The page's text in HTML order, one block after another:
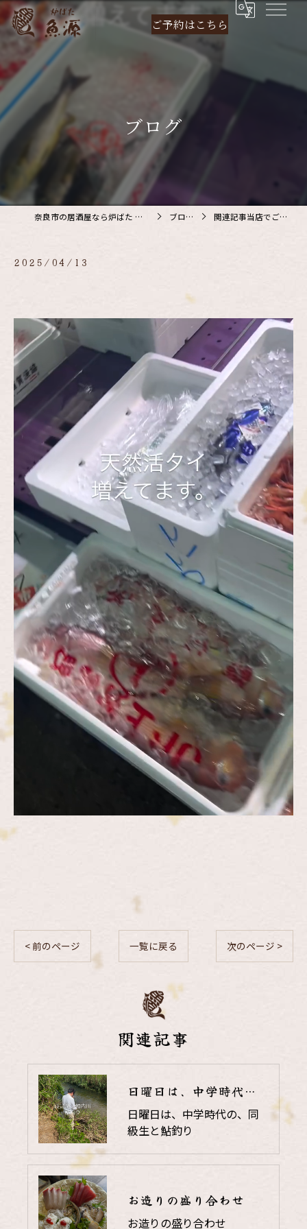
ご予約はこちら
ブログ
奈良市の居酒屋なら炉ばた 魚源 ブログ 関連記事当店でご利…
2025/04/13
< 前のページ 一覧に戻る 次のページ >
関連記事
日曜日は、中学時代の、同級生と鮎釣り
日曜日は、中学時代の、同
級生と鮎釣り
お造りの盛り合わせ
お造りの盛り合わせ